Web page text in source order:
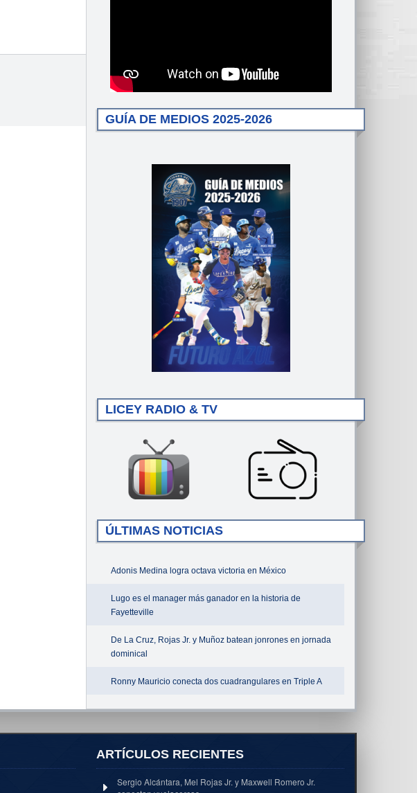
GUÍA DE MEDIOS 2025-2026
LICEY RADIO & TV
ÚLTIMAS NOTICIAS
Adonis Medina logra octava victoria en México
Lugo es el manager más ganador en la historia de
Fayetteville
De La Cruz, Rojas Jr. y Muñoz batean jonrones en jornada
dominical
Ronny Mauricio conecta dos cuadrangulares en Triple A
ARTÍCULOS RECIENTES
Sergio Alcántara, Mel Rojas Jr. y Maxwell Romero Jr.